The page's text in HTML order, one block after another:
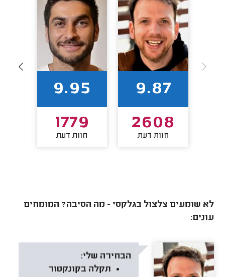
9.87
2608
חוות דעת
9.95
1779
חוות דעת
לא שומעים צלצול בגלקסי - מה הסיבה? המומחים
עונים:
הבחירה שלי:
תקלה בקונקטור